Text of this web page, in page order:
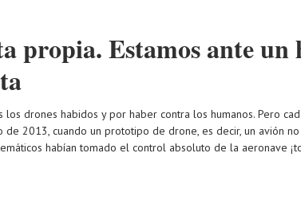
propia. Estamos ante
drones habidos y por haber contra los humanos. Pero
2013, cuando un prototipo de drone, es decir, un avión
habían tomado el control absoluto de la aeronave